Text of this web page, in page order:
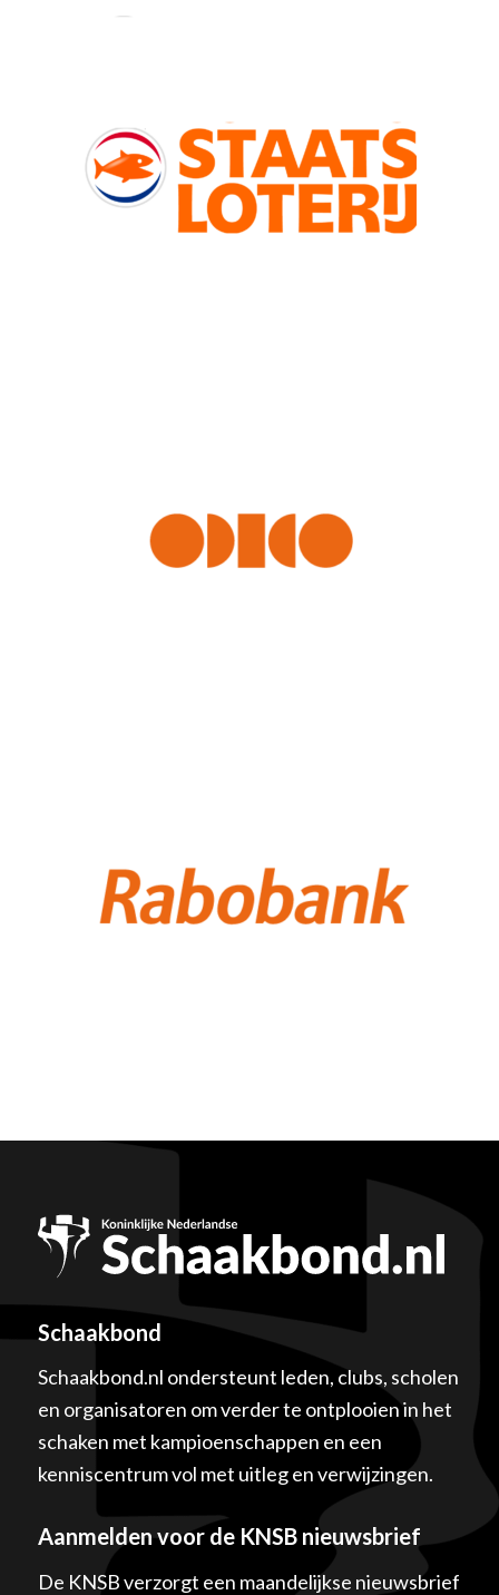
Schaakbond
Schaakbond.nl ondersteunt leden, clubs, scholen
en organisatoren om verder te ontplooien in het
schaken met kampioenschappen en een
kenniscentrum vol met uitleg en verwijzingen.
Aanmelden voor de KNSB nieuwsbrief
De KNSB verzorgt een maandelijkse nieuwsbrief